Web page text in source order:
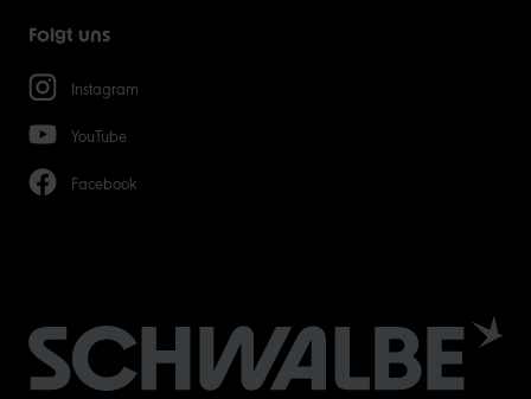
Folgt uns
Instagram
YouTube
Facebook